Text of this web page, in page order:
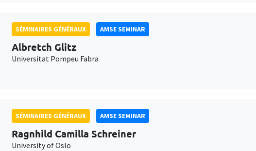
SÉMINAIRES GÉNÉRAUX AMSE SEMINAR
Albretch Glitz
Universitat Pompeu Fabra
SÉMINAIRES GÉNÉRAUX AMSE SEMINAR
Ragnhild Camilla Schreiner
University of Oslo